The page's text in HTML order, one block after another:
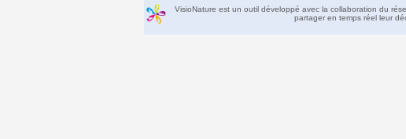
VisioNature est un outil développé avec la collaboration du
partager en temps réel leur